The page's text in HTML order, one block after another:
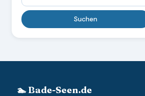
🏊 Bade-Seen.de